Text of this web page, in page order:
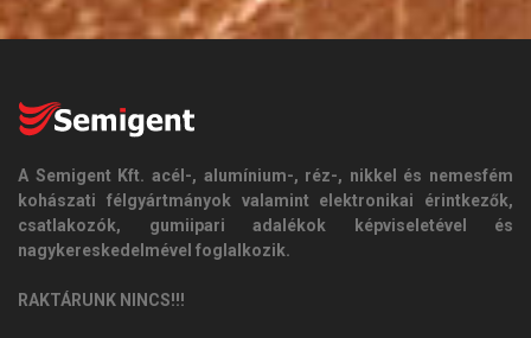
A Semigent Kft. acél-, alumínium-, réz-, nikkel és nemesfém
kohászati félgyártmányok valamint elektronikai érintkezők,
csatlakozók, gumiipari adalékok képviseletével és
nagykereskedelmével foglalkozik.
RAKTÁRUNK NINCS!!!